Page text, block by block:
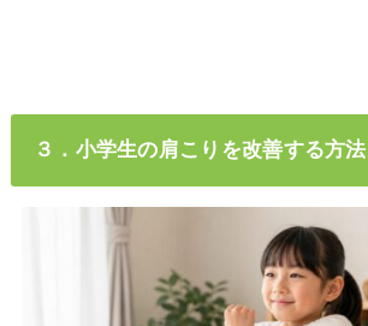
３．小学生の肩こりを改善する方法